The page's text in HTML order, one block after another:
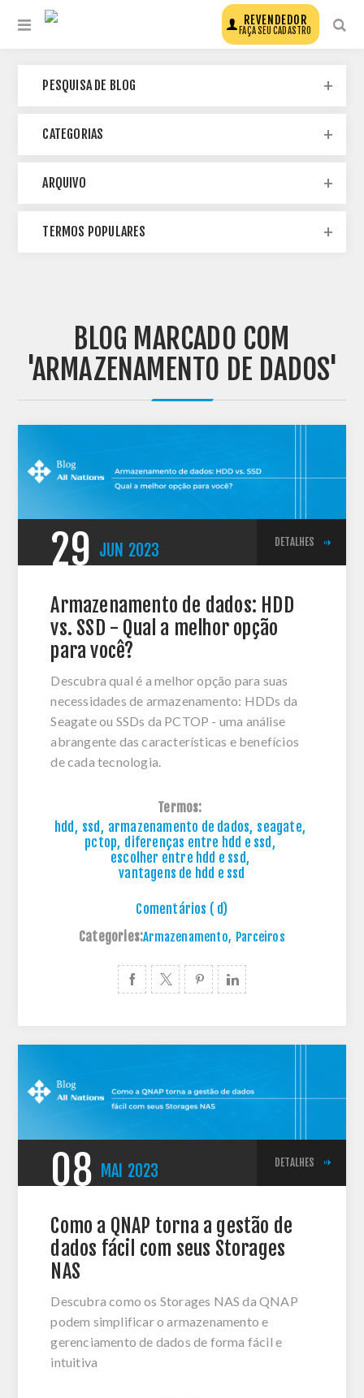
REVENDEDOR
FAÇA SEU CADASTRO
BLOG MARCADO COM
'ARMAZENAMENTO DE DADOS'
29 JUN 2023 DETALHES
Armazenamento de dados: HDD
vs. SSD - Qual a melhor opção
para você?
Descubra qual é a melhor opção para suas
necessidades de armazenamento: HDDs da
Seagate ou SSDs da PCTOP - uma análise
abrangente das características e benefícios
de cada tecnologia.
Termos:
hdd , ssd , armazenamento de dados, seagate,
pctop, diferenças entre hdd e ssd ,
escolher entre hdd e ssd,
vantagens de hdd e ssd
Comentários ( d)
Categories:Armazenamento, Parceiros
08 MAI 2023 DETALHES
Como a QNAP torna a gestão de
dados fácil com seus Storages
NAS
Descubra como os Storages NAS da QNAP
podem simplificar o armazenamento e
gerenciamento de dados de forma fácil e
intuitiva
PESQUISA DE BLOG
CATEGORIAS
ARQUIVO
TERMOS POPULARES